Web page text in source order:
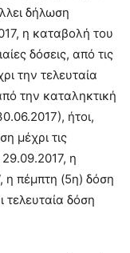
δήλωση
η καταβολή του
δόσεις, από τις
την τελευταία
την καταληκτική
ήτοι,
μέχρι τις
29.09.2017, η
η πέμπτη (5η) δόση
τελευταία δόση